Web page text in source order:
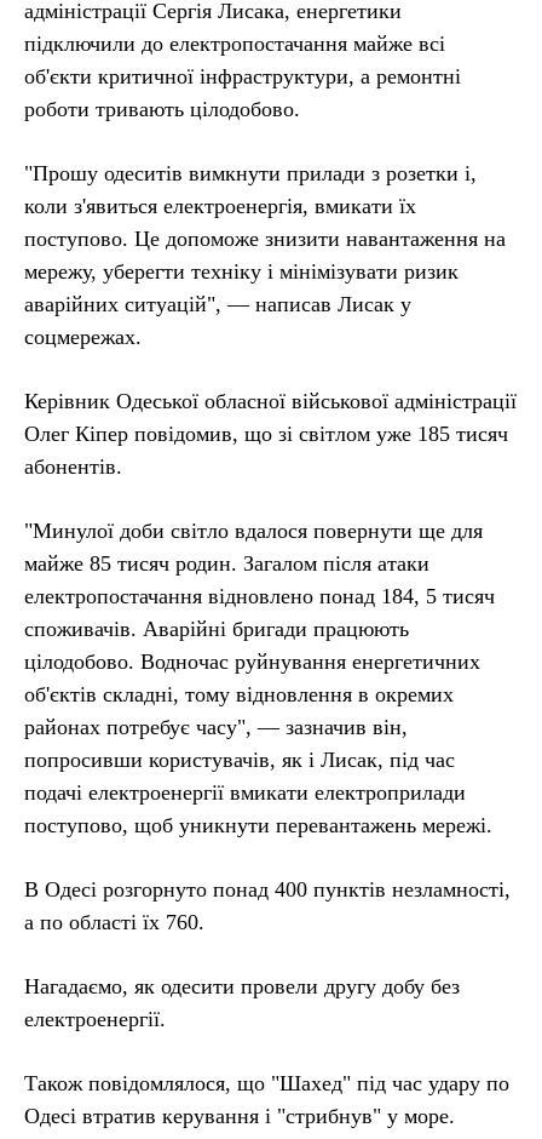
адміністрації Сергія Лисака, енергетики
підключили до електропостачання майже всі
об'єкти критичної інфраструктури, а ремонтні
роботи тривають цілодобово.
"Прошу одеситів вимкнути прилади з розетки і,
коли з'явиться електроенергія, вмикати їх
поступово. Це допоможе знизити навантаження на
мережу, уберегти техніку і мінімізувати ризик
аварійних ситуацій", — написав Лисак у
соцмережах.
Керівник Одеської обласної військової адміністрації
Олег Кіпер повідомив, що зі світлом уже 185 тисяч
абонентів.
"Минулої доби світло вдалося повернути ще для
майже 85 тисяч родин. Загалом після атаки
електропостачання відновлено понад 184, 5 тисяч
споживачів. Аварійні бригади працюють
цілодобово. Водночас руйнування енергетичних
об'єктів складні, тому відновлення в окремих
районах потребує часу", — зазначив він,
попросивши користувачів, як і Лисак, під час
подачі електроенергії вмикати електроприлади
поступово, щоб уникнути перевантажень мережі.
В Одесі розгорнуто понад 400 пунктів незламності,
а по області їх 760.
Нагадаємо, як одесити провели другу добу без
електроенергії.
Також повідомлялося, що "Шахед" під час удару по
Одесі втратив керування і "стрибнув" у море.